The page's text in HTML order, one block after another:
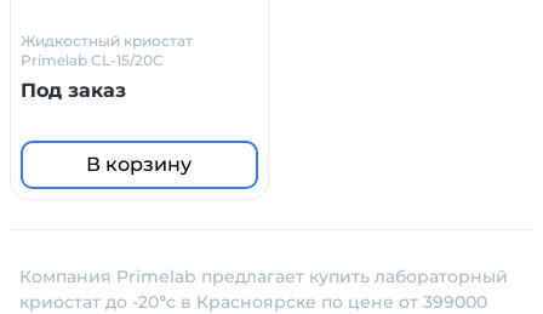
Жидкостный криостат
Primelab CL-15/20C
Под заказ
В корзину
Компания Primelab предлагает купить лабораторный
криостат до -20°с в Красноярске по цене от 399000